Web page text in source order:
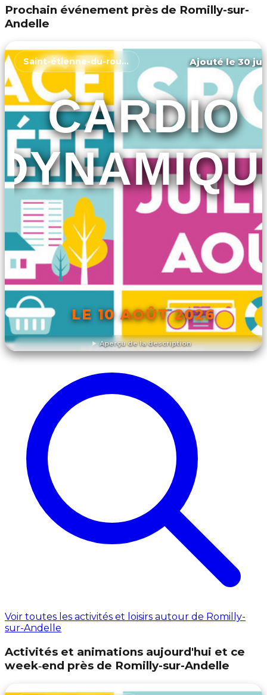
Prochain événement près de Romilly-sur-
Andelle
Aperçu de la description
Saint-étienne-du-rouvray Ajouté le 30
CARDIO
LE 10 AOÛT 2026
DÉCOUVRIR L'ÉVÉNEMENT
Voir toutes les activités et loisirs autour de Romilly-
sur-Andelle
Activités et animations aujourd'hui et ce
week‑end près de Romilly-sur-Andelle